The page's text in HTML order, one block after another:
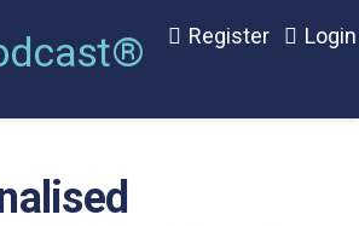
Register Login